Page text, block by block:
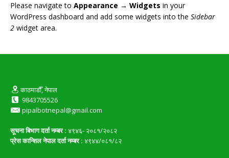
Please navigate to Appearance → Widgets in your
WordPress dashboard and add some widgets into the Sidebar
2 widget area.
काठमाडौँ, नेपाल
9843705526
pipalbotnepal@gmail.com
सूचना बिभाग दर्ता नम्बर : ४९४६- २०८१/२०८२
प्रेस कान्शिल नेपाल दर्ता नम्बर : ४९४४/०८१/८२